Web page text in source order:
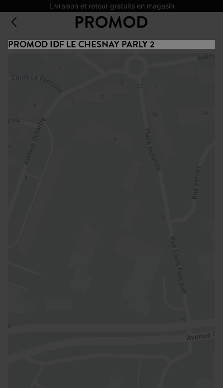
Livraison et retour gratuits en magasin
PROMOD IDF LE CHESNAY PARLY 2